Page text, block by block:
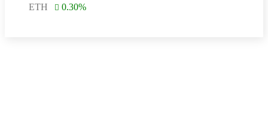
ETH 0.30%